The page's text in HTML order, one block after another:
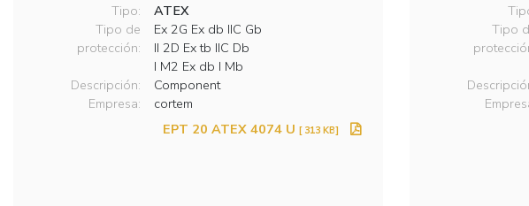
Tipo:
ATEX
Tipo de
protección:
Ex 2G Ex db IIC Gb
II 2D Ex tb IIC Db
I M2 Ex db I Mb
Descripción:
Component
Empresa:
cortem
EPT 20 ATEX 4074 U[ 313 KB]
Tipo